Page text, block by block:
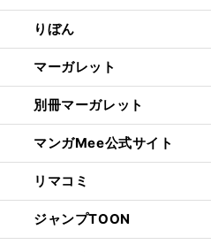
りぼん
マーガレット
別冊マーガレット
マンガMee公式サイト
リマコミ
ジャンプTOON